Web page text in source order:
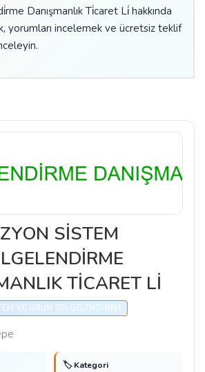
Danışmanlık Ti̇caret Li̇ hakkında
yorumları incelemek ve ücretsiz teklif
SİSTEM
TİCARET Lİ
VE ÜRÜN BELGELENDIRME
🏷️ Kategori